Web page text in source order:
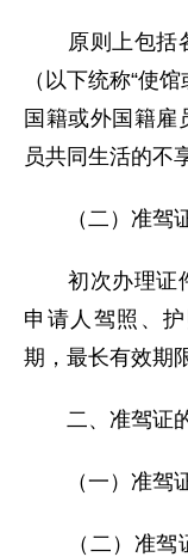
原则上包括各
（以下统称“使
国籍或外国籍雇
员共同生活的不
（二）准驾证
初次办理证件
申请人驾照、
期，最长有效期
二、准驾证
（一）准驾证
（二）准驾证